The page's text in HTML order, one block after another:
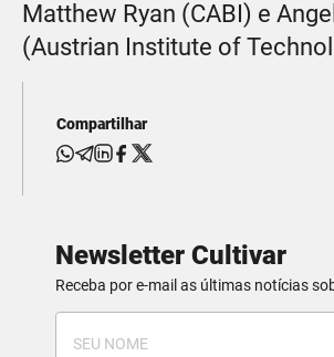
Matthew Ryan (CABI) e
(Austrian Institute of
Compartilhar
Newsletter Cultivar
Receba por e-mail as últimas notícias